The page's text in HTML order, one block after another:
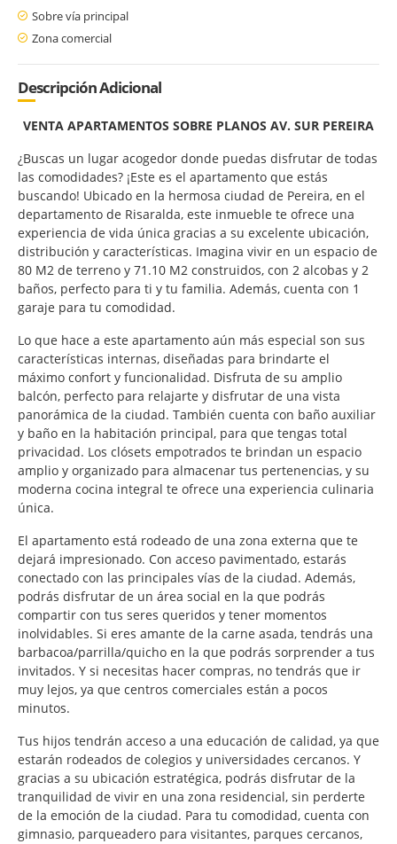
Sobre vía principal
Zona comercial
Descripción Adicional
VENTA APARTAMENTOS SOBRE PLANOS AV. SUR PEREIRA
¿Buscas un lugar acogedor donde puedas disfrutar de todas
las comodidades? ¡Este es el apartamento que estás
buscando! Ubicado en la hermosa ciudad de Pereira, en el
departamento de Risaralda, este inmueble te ofrece una
experiencia de vida única gracias a su excelente ubicación,
distribución y características. Imagina vivir en un espacio de
80 M2 de terreno y 71.10 M2 construidos, con 2 alcobas y 2
baños, perfecto para ti y tu familia. Además, cuenta con 1
garaje para tu comodidad.
Lo que hace a este apartamento aún más especial son sus
características internas, diseñadas para brindarte el
máximo confort y funcionalidad. Disfruta de su amplio
balcón, perfecto para relajarte y disfrutar de una vista
panorámica de la ciudad. También cuenta con baño auxiliar
y baño en la habitación principal, para que tengas total
privacidad. Los clósets empotrados te brindan un espacio
amplio y organizado para almacenar tus pertenencias, y su
moderna cocina integral te ofrece una experiencia culinaria
única.
El apartamento está rodeado de una zona externa que te
dejará impresionado. Con acceso pavimentado, estarás
conectado con las principales vías de la ciudad. Además,
podrás disfrutar de un área social en la que podrás
compartir con tus seres queridos y tener momentos
inolvidables. Si eres amante de la carne asada, tendrás una
barbacoa/parrilla/quicho en la que podrás sorprender a tus
invitados. Y si necesitas hacer compras, no tendrás que ir
muy lejos, ya que centros comerciales están a pocos
minutos.
Tus hijos tendrán acceso a una educación de calidad, ya que
estarán rodeados de colegios y universidades cercanos. Y
gracias a su ubicación estratégica, podrás disfrutar de la
tranquilidad de vivir en una zona residencial, sin perderte
de la emoción de la ciudad. Para tu comodidad, cuenta con
gimnasio, parqueadero para visitantes, parques cercanos,